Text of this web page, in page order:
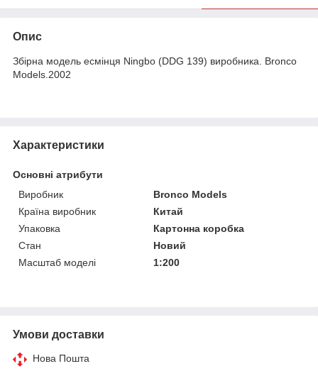
Опис
Збірна модель есмінця Ningbo (DDG 139) виробника. Bronco
Models.2002
Характеристики
Основні атрибути
Виробник
Bronco Models
Країна виробник
Китай
Упаковка
Картонна коробка
Стан
Новий
Масштаб моделі
1:200
Умови доставки
Нова Пошта